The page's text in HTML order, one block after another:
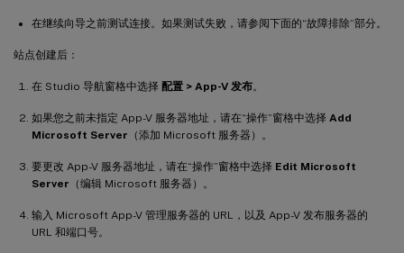
在继续向导之前测试连接。如果测试失败，请参阅下面的“故障排除”部分。
站点创建后：
在 Studio 导航窗格中选择 配置 > App-V 发布。
如果您之前未指定 App-V 服务器地址，请在“操作”窗格中选择 Add
Microsoft Server （添加 Microsoft 服务器）。
要更改 App-V 服务器地址，请在“操作”窗格中选择 Edit Microsoft
Server （编辑 Microsoft 服务器）。
输入 Microsoft App-V 管理服务器的 URL，以及 App-V 发布服务器的
URL 和端口号。